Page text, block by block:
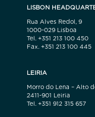
LISBON
Rua Alves Redol, 9
1000-029 Lisboa
Tel. +351 213 100 450
Fax. +351 213 100 445
LEIRIA
Morro do Lena – Alto
2411-901 Leiria
Tel. +351 912 315 657